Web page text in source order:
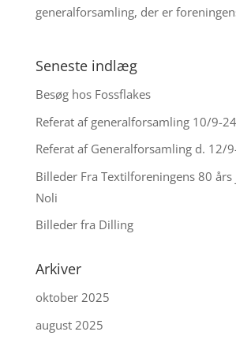
generalforsamling, der er
Seneste indlæg
Besøg hos Fossflakes
Referat af generalforsamling 10/9-24
Referat af Generalforsamling d. 12/
Billeder Fra Textilforeningens 80
Noli
Billeder fra Dilling
Arkiver
oktober 2025
august 2025